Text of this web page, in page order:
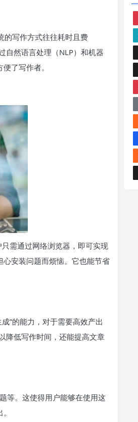
的写作方式往往耗时且费
自然语言处理（NLP）和机器
了写作者。
需通过网络浏览器，即可实现
安装问题而烦恼。它也能节省
”的能力，对于需要高效产出
降低写作时间，还能提高文章
等。这使得用户能够在使用这